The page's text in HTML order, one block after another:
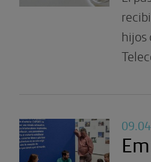
hijos